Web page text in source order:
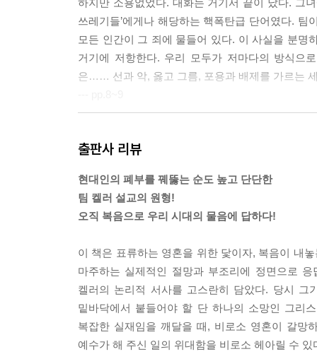
하지만 소용없었다. 대화는 거기서 끝이 났다. 그
쓰레기들’에게나 해당하는 핵폭탄급 단어였다.
모든 인간이 그 죄에 물들어 있다. 이 사실을 분명
거기에 저항한다. 우리 모두가 저마다의 방식으
은…… 선과 악, 옳고 그름, 포용과 배제를 가르는
하는 내용의 SF 영화로, 폭력적이긴 하지만 만듦
등장하는 인물마다 터미네이터의 가공할 만한 힘
던 사라가 두려운 나머지 경찰서에 신고하자 형사
격자가 많으니 아무도 감히 그녀를 죽이려 들지 못
얼마 후 사라를 경찰서로 데려온 형사는 “저쪽 방
는 없어요”라고 말한다. 혼자서 그들 전부를 해치
에게 전멸되고 만다. 문제는 사라를 죽이려는 자
이번 장에서 다룰 창세기 4장 3-15절 본문에서 하
에 밝히 드러나 있듯이 세상이 지금처럼 망가진
위력을 인식하거나 인정하지 못하고 때로 그럴 마
출판사 리뷰
현대인의 폐부를 꿰뚫는 순도 높고 단단한
팀 켈러 설교의 원형!
오직 복음으로 우리 시대의 물음에 답하다!
이 책은 표류하는 영혼을 위한 닻이자, 복음이 내
마주하는 실제적인 절망과 부조리에 정면으로
켈러의 논리적 서사를 고스란히 담았다. 당시
밑바닥에서 붙들어야 할 단 하나의 소망인 그리
복잡한 실재임을 깨달을 때, 비로소 영혼이 갈망
예수가 해 주신 일의 위대함을 비로소 헤아릴 수 있